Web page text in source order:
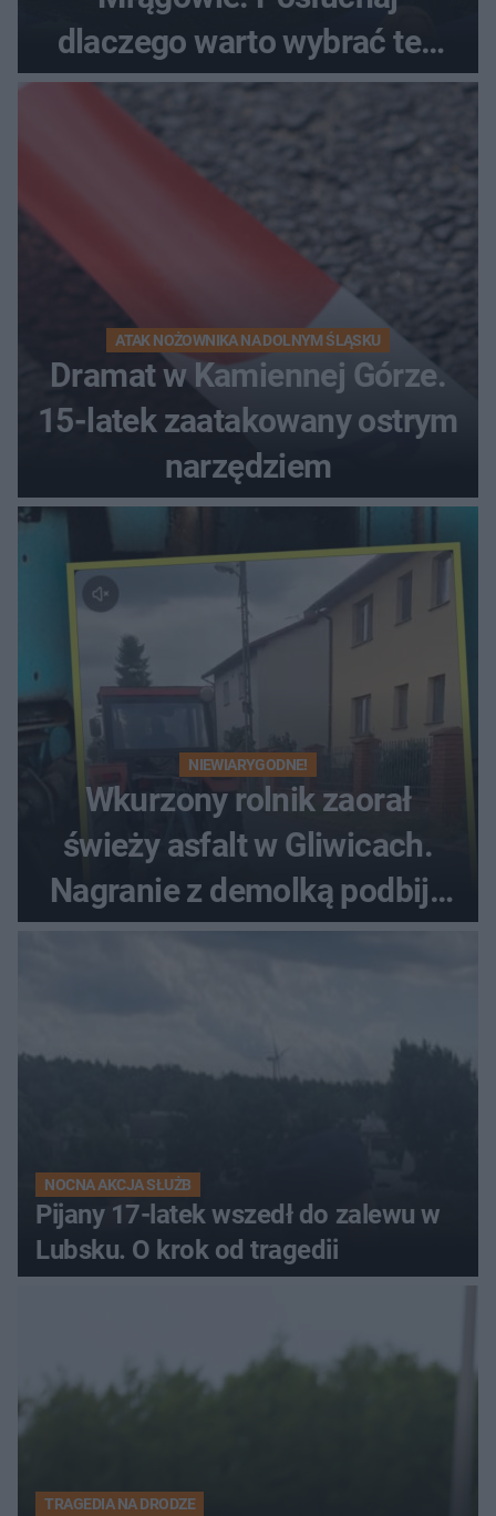
dlaczego warto wybrać ten
kierunek na urlop!
ATAK NOŻOWNIKA NA DOLNYM ŚLĄSKU
Dramat w Kamiennej Górze.
15-latek zaatakowany ostrym
narzędziem
NIEWIARYGODNE!
Wkurzony rolnik zaorał
świeży asfalt w Gliwicach.
Nagranie z demolką podbija
sieć
NOCNA AKCJA SŁUŻB
Pijany 17-latek wszedł do zalewu w
Lubsku. O krok od tragedii
TRAGEDIA NA DRODZE